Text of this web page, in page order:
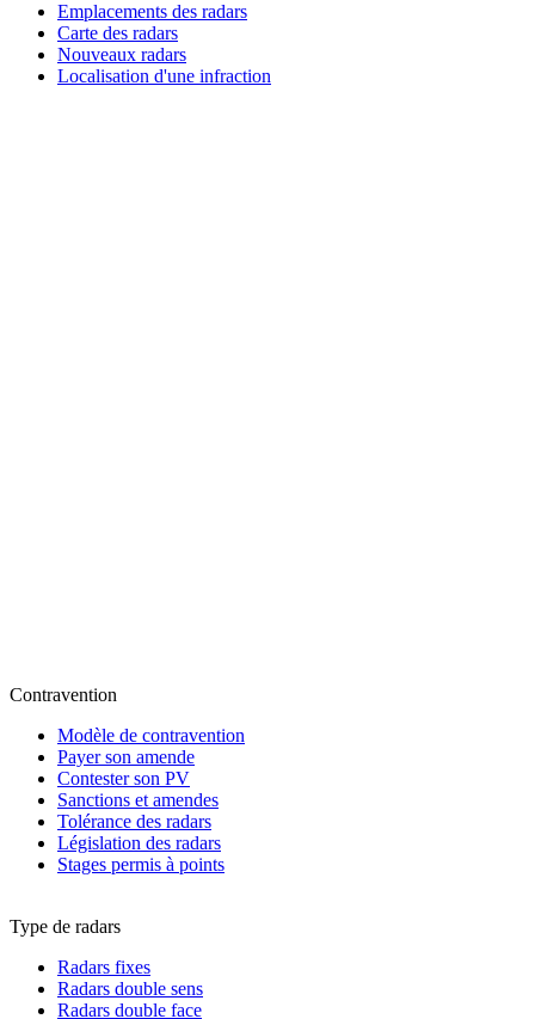
Emplacements des radars
Carte des radars
Nouveaux radars
Localisation d'une infraction
Contravention
Modèle de contravention
Payer son amende
Contester son PV
Sanctions et amendes
Tolérance des radars
Législation des radars
Stages permis à points
Type de radars
Radars fixes
Radars double sens
Radars double face